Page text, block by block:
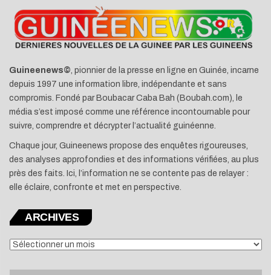
Guineenews©, pionnier de la presse en ligne en Guinée, incarne
depuis 1997 une information libre, indépendante et sans
compromis. Fondé par Boubacar Caba Bah (Boubah.com), le
média s’est imposé comme une référence incontournable pour
suivre, comprendre et décrypter l’actualité guinéenne.
Chaque jour, Guineenews propose des enquêtes rigoureuses,
des analyses approfondies et des informations vérifiées, au plus
près des faits. Ici, l’information ne se contente pas de relayer :
elle éclaire, confronte et met en perspective.
ARCHIVES
ARCHIVES